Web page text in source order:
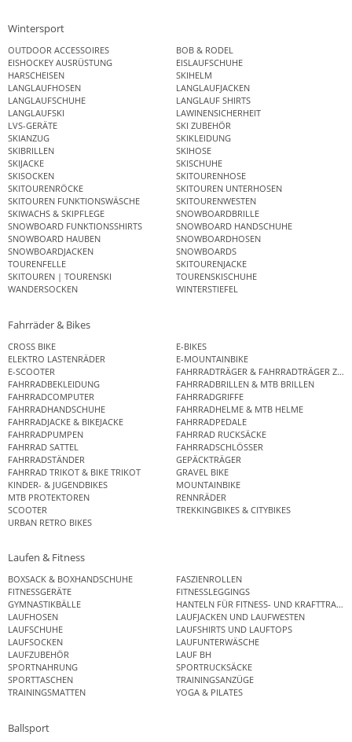
Wintersport
OUTDOOR ACCESSOIRES
BOB & RODEL
EISHOCKEY AUSRÜSTUNG
EISLAUFSCHUHE
HARSCHEISEN
SKIHELM
LANGLAUFHOSEN
LANGLAUFJACKEN
LANGLAUFSCHUHE
LANGLAUF SHIRTS
LANGLAUFSKI
LAWINENSICHERHEIT
LVS-GERÄTE
SKI ZUBEHÖR
SKIANZUG
SKIKLEIDUNG
SKIBRILLEN
SKIHOSE
SKIJACKE
SKISCHUHE
SKISOCKEN
SKITOURENHOSE
SKITOURENRÖCKE
SKITOUREN UNTERHOSEN
SKITOUREN FUNKTIONSWÄSCHE
SKITOURENWESTEN
SKIWACHS & SKIPFLEGE
SNOWBOARDBRILLE
SNOWBOARD FUNKTIONSSHIRTS
SNOWBOARD HANDSCHUHE
SNOWBOARD HAUBEN
SNOWBOARDHOSEN
SNOWBOARDJACKEN
SNOWBOARDS
TOURENFELLE
SKITOURENJACKE
SKITOUREN | TOURENSKI
TOURENSKISCHUHE
WANDERSOCKEN
WINTERSTIEFEL
Fahrräder & Bikes
CROSS BIKE
E-BIKES
ELEKTRO LASTENRÄDER
E-MOUNTAINBIKE
E-SCOOTER
FAHRRADTRÄGER & FAHRRADTRÄGER
FAHRRADBEKLEIDUNG
FAHRRADBRILLEN & MTB BRILLEN
FAHRRADCOMPUTER
FAHRRADGRIFFE
FAHRRADHANDSCHUHE
FAHRRADHELME & MTB HELME
FAHRRADJACKE & BIKEJACKE
FAHRRADPEDALE
FAHRRADPUMPEN
FAHRRAD RUCKSÄCKE
FAHRRAD SATTEL
FAHRRADSCHLÖSSER
FAHRRADSTÄNDER
GEPÄCKTRÄGER
FAHRRAD TRIKOT & BIKE TRIKOT
GRAVEL BIKE
KINDER- & JUGENDBIKES
MOUNTAINBIKE
MTB PROTEKTOREN
RENNRÄDER
SCOOTER
TREKKINGBIKES & CITYBIKES
URBAN RETRO BIKES
Laufen & Fitness
BOXSACK & BOXHANDSCHUHE
FASZIENROLLEN
FITNESSGERÄTE
FITNESSLEGGINGS
GYMNASTIKBÄLLE
HANTELN FÜR FITNESS- UND
LAUFHOSEN
LAUFJACKEN UND LAUFWESTEN
LAUFSCHUHE
LAUFSHIRTS UND LAUFTOPS
LAUFSOCKEN
LAUFUNTERWÄSCHE
LAUFZUBEHÖR
LAUF BH
SPORTNAHRUNG
SPORTRUCKSÄCKE
SPORTTASCHEN
TRAININGSANZÜGE
TRAININGSMATTEN
YOGA & PILATES
Ballsport